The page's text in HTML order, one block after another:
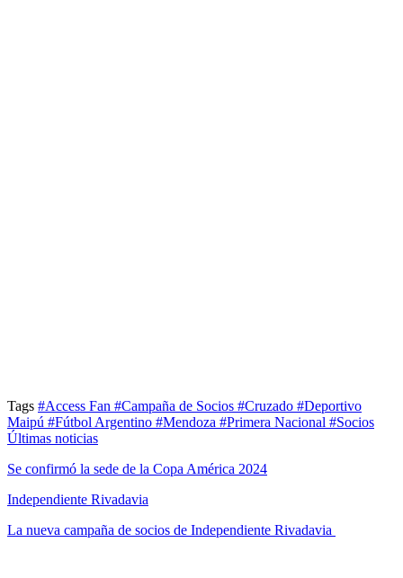
Tags #Access Fan #Campaña de Socios #Cruzado #Deportivo
Maipú #Fútbol Argentino #Mendoza #Primera Nacional #Socios
Últimas noticias
Se confirmó la sede de la Copa América 2024
Independiente Rivadavia
La nueva campaña de socios de Independiente Rivadavia